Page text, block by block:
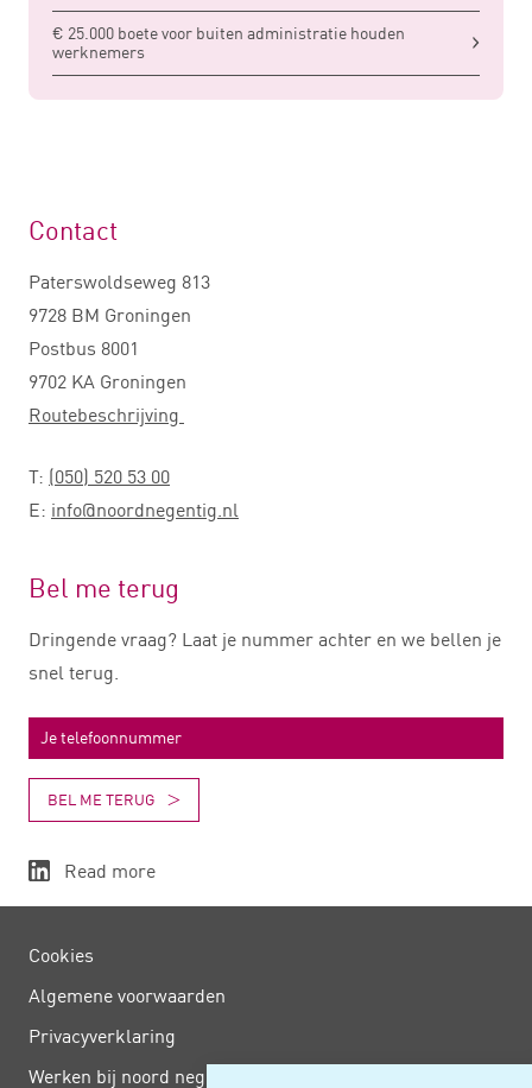
€ 25.000 boete voor buiten administratie houden
werknemers
Contact
Paterswoldseweg 813
9728 BM Groningen
Postbus 8001
9702 KA Groningen
Routebeschrijving
T: (050) 520 53 00
E: info@noordnegentig.nl
Bel me terug
Dringende vraag? Laat je nummer achter en we bellen je
snel terug.
BEL ME TERUG
Read more
Cookies
Algemene voorwaarden
Privacy­verklaring
Werken bij noord negentig